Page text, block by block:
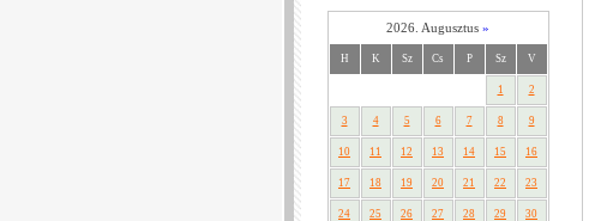
2026. Augusztus »
H K Sz Cs P Sz V
1 2
3 4 5 6 7 8 9
10 11 12 13 14 15 16
17 18 19 20 21 22 23
24 25 26 27 28 29 30